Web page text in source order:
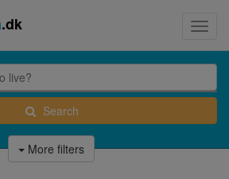
.dk
Search
More filters